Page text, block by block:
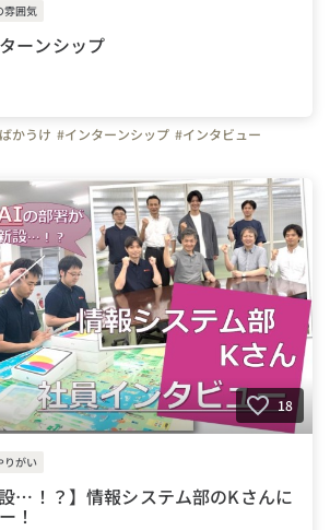
雰囲気
ーンシップ
かうけ #インターンシップ #インタビュー
18
りがい
設…！？】情報システム部のKさんに
！